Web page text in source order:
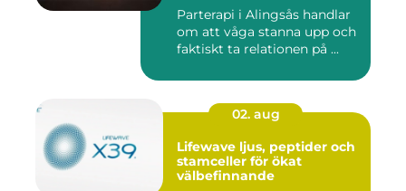
Parterapi i Alingsås handlar
om att våga stanna upp och
faktiskt ta relationen på ...
02. aug
Lifewave ljus, peptider och
stamceller för ökat
välbefinnande